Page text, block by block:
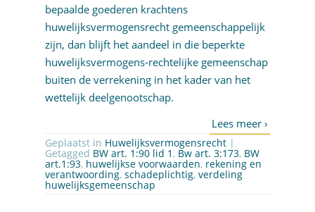
bepaalde goederen krachtens
huwelijksvermogensrecht gemeenschappelijk
zijn, dan blijft het aandeel in die beperkte
huwelijksvermogens-rechtelijke gemeenschap
buiten de verrekening in het kader van het
wettelijk deelgenootschap.
Geplaatst in Huwelijksvermogensrecht|
Getagged BW art. 1:90 lid 1 , Bw art. 3:173, BW
art.1:93, huwelijkse voorwaarden, rekening en
verantwoording, schadeplichtig, verdeling
huwelijksgemeenschap